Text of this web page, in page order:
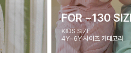
FOR ~130
KIDS SIZE
4Y~6Y 사이즈 카테고리